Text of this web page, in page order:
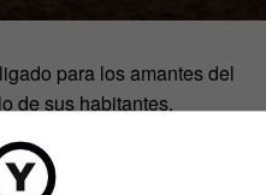
para los amantes del
de sus habitantes.